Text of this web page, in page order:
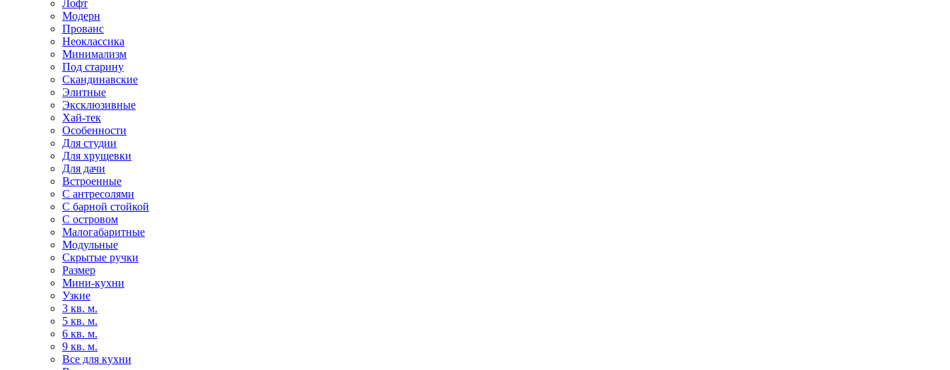
Лофт
Модерн
Прованс
Неоклассика
Минимализм
Под старину
Скандинавские
Элитные
Эксклюзивные
Хай-тек
Особенности
Для студии
Для хрущевки
Для дачи
Встроенные
С антресолями
С барной стойкой
С островом
Малогабаритные
Модульные
Скрытые ручки
Размер
Мини-кухни
Узкие
3 кв. м.
5 кв. м.
6 кв. м.
9 кв. м.
Все для кухни